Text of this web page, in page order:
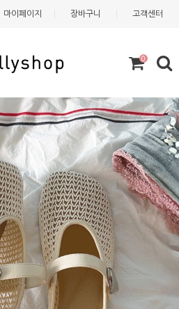
마이페이지 장바구니 고객센터
0